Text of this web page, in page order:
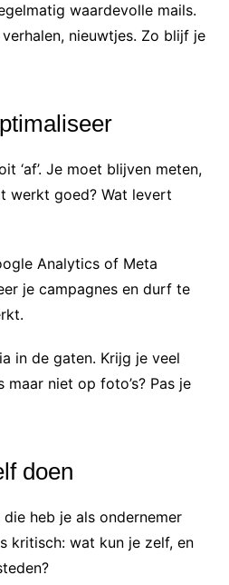
waardevolle mails.
nieuwtjes. Zo blijf je
‘af’. Je moet blijven meten,
werkt goed? Wat levert
Analytics of Meta
je campagnes en durf te
in de gaten. Krijg je veel
maar niet op foto’s? Pas je
doen
heb je als ondernemer
kritisch: wat kun je zelf, en